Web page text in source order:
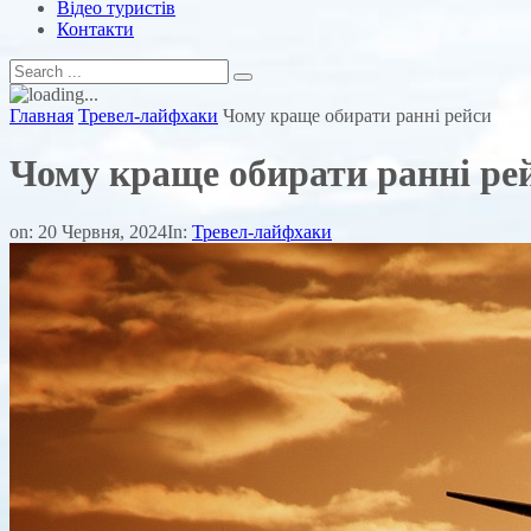
Відео туристів
Контакти
Главная Тревел-лайфхаки Чому краще обирати ранні рейси
Чому краще обирати ранні
on: 20 Червня, 2024In: Тревел-лайфхаки